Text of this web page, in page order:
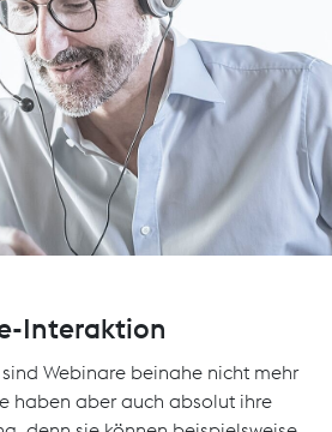
Interaktion
Webinare beinahe nicht mehr
haben aber auch absolut ihre